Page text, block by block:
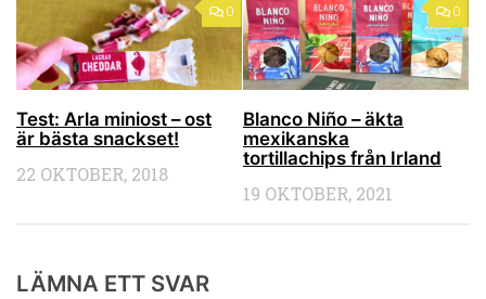
0
Test: Arla miniost – ost
är bästa snackset!
22 OKTOBER, 2018
0
Blanco Niño – äkta
mexikanska
tortillachips från Irland
19 OKTOBER, 2021
LÄMNA ETT SVAR